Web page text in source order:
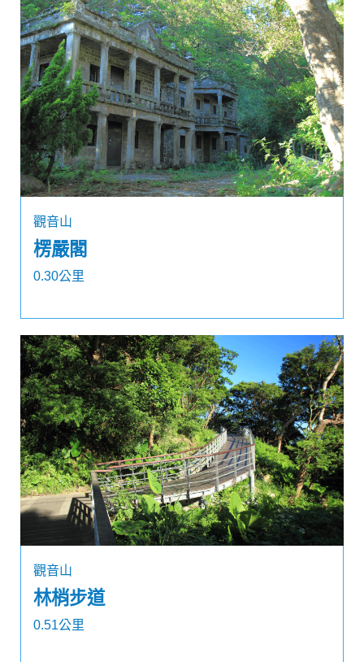
觀音山
楞嚴閣
0.30公里
觀音山
林梢步道
0.51公里